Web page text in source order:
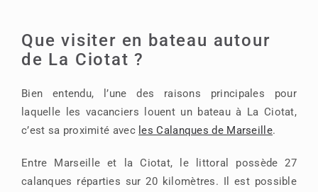
Que visiter en bateau autour
de La Ciotat ?
Bien entendu, l’une des raisons principales pour
laquelle les vacanciers louent un bateau à La Ciotat,
c’est sa proximité avec les Calanques de Marseille.
Entre Marseille et la Ciotat, le littoral possède 27
calanques réparties sur 20 kilomètres. Il est possible